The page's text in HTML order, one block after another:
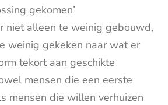
gekomen’
niet alleen te weinig gebouwd,
weinig gekeken naar wat er
tekort aan geschikte
mensen die een eerste
mensen die willen verhuizen